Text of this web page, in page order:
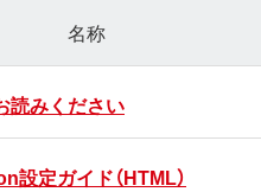
名称
読みください
設定ガイド（HTML）